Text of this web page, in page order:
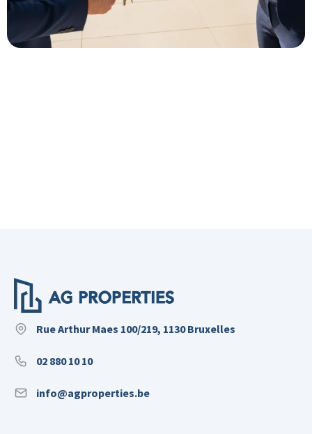
Rue Arthur Maes 100/219, 1130 Bruxelles
02 880 10 10
info@agproperties.be